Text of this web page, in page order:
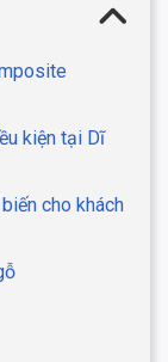
kiện tại Dĩ
cho khách